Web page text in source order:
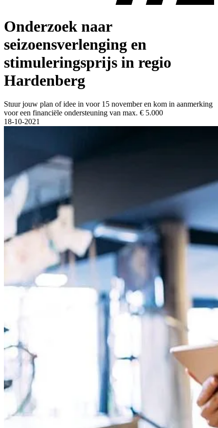
Onderzoek naar
seizoensverlenging en
stimuleringsprijs in regio
Hardenberg
Stuur jouw plan of idee in voor 15 november en kom in aanmerking
voor een financiële ondersteuning van max. € 5.000
18-10-2021